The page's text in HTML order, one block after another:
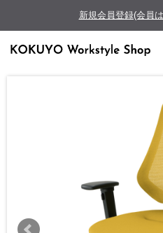
新規会員登録(会員